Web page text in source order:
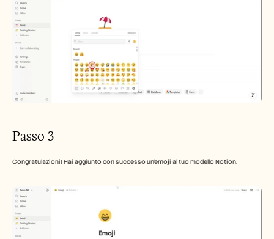
Passo 3
Congratulazioni! Hai aggiunto con successo un'emoji al tuo modello Notion.